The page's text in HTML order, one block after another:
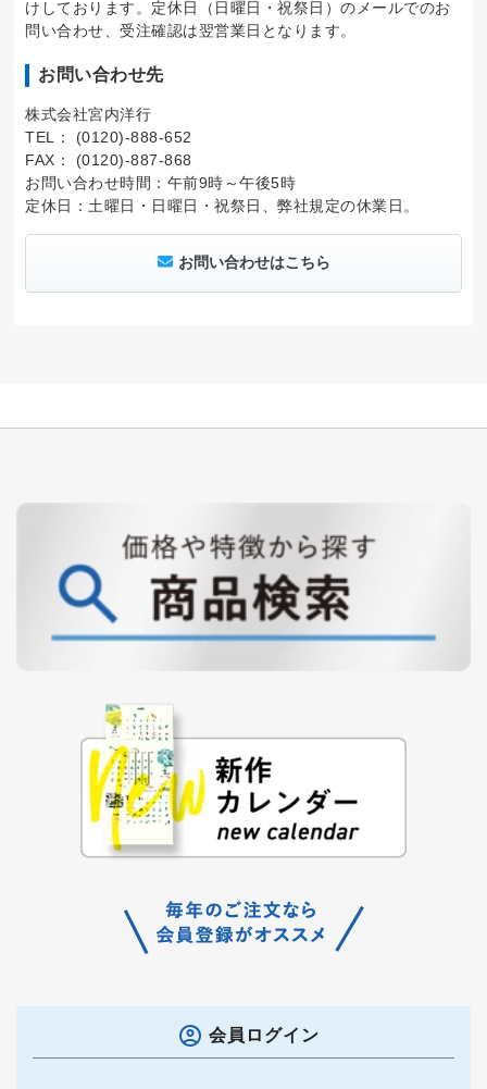
けしております。定休日（日曜日・祝祭日）のメールでのお
問い合わせ、受注確認は翌営業日となります。
お問い合わせ先
株式会社宮内洋行
TEL： (0120)-888-652
FAX： (0120)-887-868
お問い合わせ時間：午前9時～午後5時
定休日：土曜日・日曜日・祝祭日、弊社規定の休業日。
お問い合わせはこちら
会員ログイン